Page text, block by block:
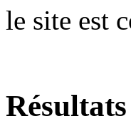
le site est